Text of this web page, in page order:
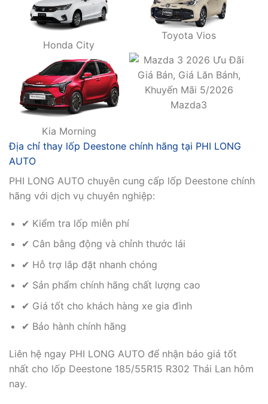
Honda City
Toyota Vios
Kia Morning
Mazda3
Địa chỉ thay lốp Deestone chính hãng tại PHI LONG
AUTO
PHI LONG AUTO chuyên cung cấp lốp Deestone chính
hãng với dịch vụ chuyên nghiệp:
✔ Kiểm tra lốp miễn phí
✔ Cân bằng động và chỉnh thước lái
✔ Hỗ trợ lắp đặt nhanh chóng
✔ Sản phẩm chính hãng chất lượng cao
✔ Giá tốt cho khách hàng xe gia đình
✔ Bảo hành chính hãng
Liên hệ ngay PHI LONG AUTO để nhận báo giá tốt
nhất cho lốp Deestone 185/55R15 R302 Thái Lan hôm
nay.